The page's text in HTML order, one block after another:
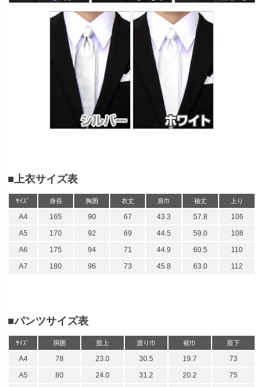
■上衣サイズ表
ｻｲｽﾞ 身長 胸囲 衣丈 肩巾 袖丈 上り
A4 165 90 67 43.3 57.8
106
A5
170 92 69 44.5 59.0
108
A6
175 94 71 44.9 60.5
110
A7
180 96 73 45.8 63.0 112
■パンツサイズ表
ｻｲｽﾞ 胴囲 股上 渡り巾 裾巾 股下
A4 78 23.0 30.5 19.7
73
A5
80 24.0 31.2 20.2
75